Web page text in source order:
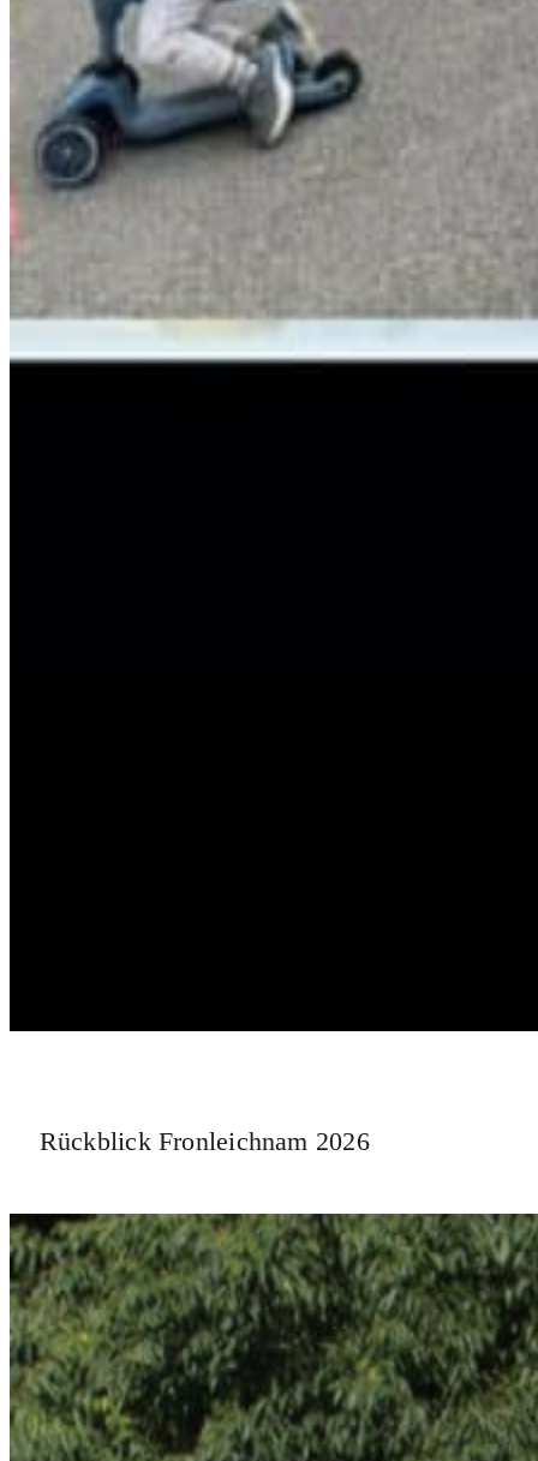
Rückblick Fronleichnam 2026